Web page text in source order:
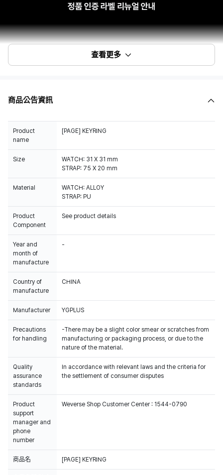
查看更多
商品公告資訊
Product
name
[PAGE] KEYRING
Size
WATCH: 31 X 31 mm
STRAP: 75 X 20 mm
Material
WATCH: ALLOY
STRAP: PU
Product
Component
See product details
Year and
month of
manufacture
-
Country of
manufacture
CHINA
Manufacturer YGPLUS
Precautions
for handling
-There may be a slight color smear or scratches from
manufacturing or packaging process, or due to the
nature of the material.
Quality
assurance
standards
In accordance with relevant laws and the criteria for
the settlement of consumer disputes
Product
support
manager and
phone
number
Weverse Shop Customer Center : 1544-0790
商品名 [PAGE] KEYRING